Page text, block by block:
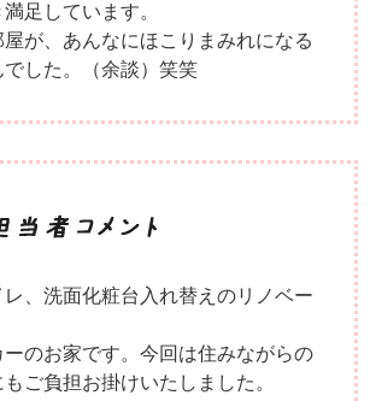
足しています。
が、あんなにほこりまみれになる
した。（余談）笑笑
、洗面化粧台入れ替えのリノベー
のお家です。今回は住みながらの
ご負担お掛けいたしました。